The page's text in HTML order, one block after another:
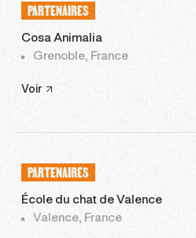
PARTENAIRES
Cosa Animalia
Grenoble, France
Voir
PARTENAIRES
École du chat de Valence
Valence, France